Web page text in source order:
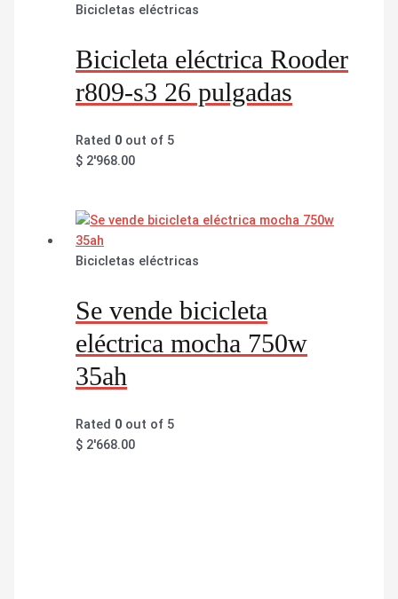
Bicicletas eléctricas
Bicicleta eléctrica Rooder
r809-s3 26 pulgadas
Rated 0 out of 5
$ 2'968.00
Bicicletas eléctricas
Se vende bicicleta
eléctrica mocha 750w
35ah
Rated 0 out of 5
$ 2'668.00